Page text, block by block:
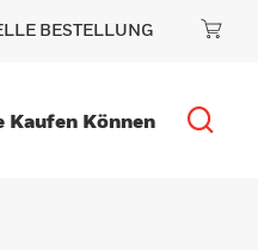
BESTELLUNG
Kaufen Können